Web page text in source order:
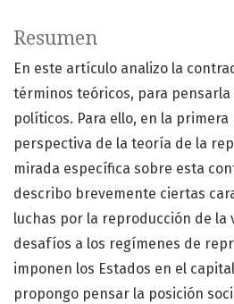
Resumen
En este artículo analizo la
términos teóricos, para
políticos. Para ello, en la
perspectiva de la teoría de la
mirada específica sobre esta
describo brevemente ciertas
luchas por la reproducción de la
desafíos a los regímenes de
imponen los Estados en el
propongo pensar la posición